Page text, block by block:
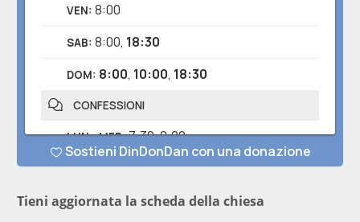
Tieni aggiornata la scheda della chiesa